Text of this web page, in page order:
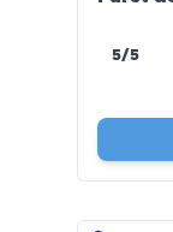
5/5